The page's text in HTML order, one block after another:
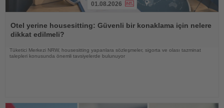
Oku
01.08.2026
Otel yerine housesitting: Güvenli bir konaklama için nelere
dikkat edilmeli?
Tüketici Merkezi NRW, housesitting yapanlara sözleşmeler, sigorta ve olası tazminat
talepleri konusunda önemli tavsiyelerde bulunuyor